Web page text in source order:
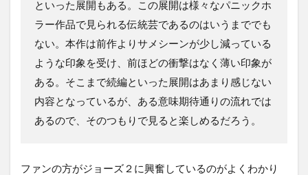
といった展開もある。この展開は様々なパニックホ
ラー作品で見られる伝統芸であるのはいうまででも
ない。本作は前作よりサメシーンが少し減っている
ような印象を受け、前ほどの衝撃はなく薄い印象が
ある。そこまで続編といった展開はあまり感じない
内容となっているが、ある意味期待通りの流れでは
あるので、そのつもりで見ると楽しめるだろう。
ファンの方がジョーズ２に興奮しているのがよくわかり